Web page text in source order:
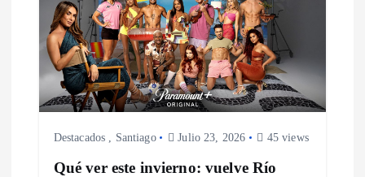
s
Destacados Santiago Julio 23, 2026 45 views
Qué ver este invierno: vuelve Río